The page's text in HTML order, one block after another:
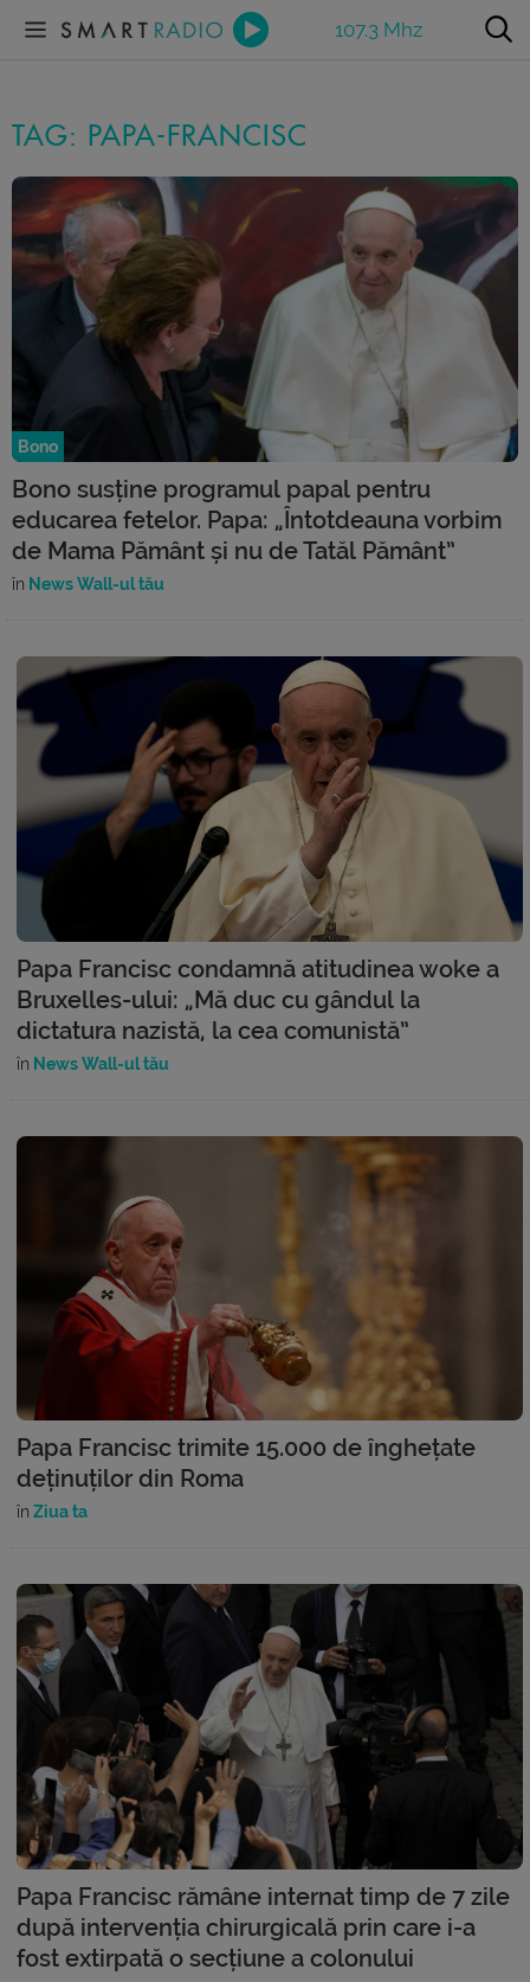
107.3 Mhz
TAG: PAPA-FRANCISC
Bono
Bono susține programul papal pentru
educarea fetelor. Papa: „Întotdeauna vorbim
de Mama Pământ și nu de Tatăl Pământ”
în News Wall-ul tău
Papa Francisc condamnă atitudinea woke a
Bruxelles-ului: „Mă duc cu gândul la
dictatura nazistă, la cea comunistă”
în News Wall-ul tău
Papa Francisc trimite 15.000 de înghețate
deținuților din Roma
în Ziua ta
Papa Francisc rămâne internat timp de 7 zile
după intervenția chirurgicală prin care i-a
fost extirpată o secțiune a colonului